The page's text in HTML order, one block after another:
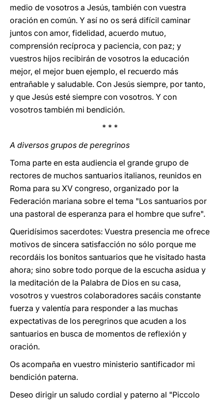
medio de vosotros a Jesús, también con vuestra
oración en común. Y así no os será difícil caminar
juntos con amor, fidelidad, acuerdo mutuo,
comprensión recíproca y paciencia, con paz; y
vuestros hijos recibirán de vosotros la educación
mejor, el mejor buen ejemplo, el recuerdo más
entrañable y saludable. Con Jesús siempre, por tanto,
y que Jesús esté siempre con vosotros. Y con
vosotros también mi bendición.
* * *
A diversos grupos de peregrinos
Toma parte en esta audiencia el grande grupo de
rectores de muchos santuarios italianos, reunidos en
Roma para su XV congreso, organizado por la
Federación mariana sobre el tema "Los santuarios por
una pastoral de esperanza para el hombre que sufre".
Queridísimos sacerdotes: Vuestra presencia me ofrece
motivos de sincera satisfacción no sólo porque me
recordáis los bonitos santuarios que he visitado hasta
ahora; sino sobre todo porque de la escucha asidua y
la meditación de la Palabra de Dios en su casa,
vosotros y vuestros colaboradores sacáis constante
fuerza y valentía para responder a las muchas
expectativas de los peregrinos que acuden a los
santuarios en busca de momentos de reflexión y
oración.
Os acompaña en vuestro ministerio santificador mi
bendición paterna.
Deseo dirigir un saludo cordial y paterno al "Piccolo